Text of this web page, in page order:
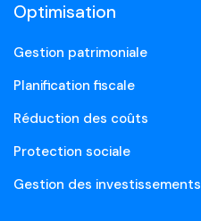
Optimisation
Gestion patrimoniale
Planification fiscale
Réduction des coûts
Protection sociale
Gestion des investissements